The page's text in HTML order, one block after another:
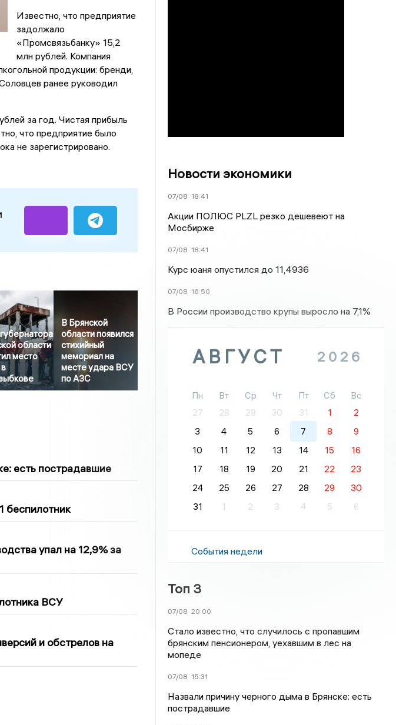
Известно, что предприятие
задолжало
«Промсвязьбанку» 15,2
млн рублей. Компания
продукции: бренди,
ранее руководил
за год. Чистая прибыль
что предприятие было
не зарегистрировано.
области
место
В Брянской
области появился
стихийный
мемориал на
месте удара ВСУ
по АЗС
есть пострадавшие
беспилотник
упал на 12,9% за
ВСУ
и обстрелов на
Новости экономики
07/08 18:41
Акции ПОЛЮС PLZL резко дешевеют на
Мосбирже
07/08 18:41
Курс юаня опустился до 11,4936
07/08 16:50
В России производство крупы выросло на 7,1%
АВГУСТ 2026
Пн Вт Ср Чт Пт Сб
Вс
27
28 29 30 31 1
2
3
4 5 6 7 8
9
10
11 12 13 14 15
16
17
18 19 20 21 22
23
24
25 26 27 28 29
30
31
1 2 3 4 5 6
События недели
Топ 3
07/08 20:00
Стало известно, что случилось с пропавшим
брянским пенсионером, уехавшим в лес на
мопеде
07/08 15:31
Назвали причину черного дыма в Брянске: есть
пострадавшие